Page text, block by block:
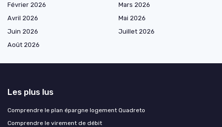
Février 2026
Mars 2026
Avril 2026
Mai 2026
Juin 2026
Juillet 2026
Août 2026
Les plus lus
Comprendre le plan épargne logement Quadreto
Comprendre le virement de débit